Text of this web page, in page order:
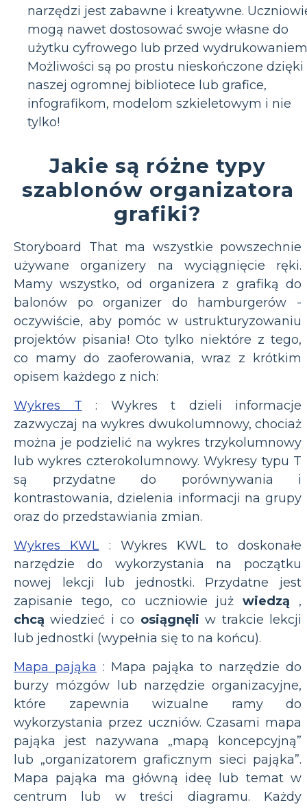
narzędzi jest zabawne i kreatywne.
mogą nawet dostosować swoje własne do
użytku cyfrowego lub przed
Możliwości są po prostu nieskończone dzięki
naszej ogromnej bibliotece lub grafice,
infografikom, modelom szkieletowym i nie
tylko!
Jakie są różne typy
szablonów organizatora
grafiki?
Storyboard That ma wszystkie powszechnie
używane organizery na wyciągnięcie ręki.
Mamy wszystko, od organizera z grafiką do
balonów po organizer do hamburgerów -
oczywiście, aby pomóc w ustrukturyzowaniu
projektów pisania! Oto tylko niektóre z tego,
co mamy do zaoferowania, wraz z krótkim
opisem każdego z nich:
Wykres T : Wykres t dzieli informacje
zazwyczaj na wykres dwukolumnowy, chociaż
można je podzielić na wykres trzykolumnowy
lub wykres czterokolumnowy. Wykresy typu T
są przydatne do porównywania i
kontrastowania, dzielenia informacji na grupy
oraz do przedstawiania zmian.
Wykres KWL: Wykres KWL to doskonałe
narzędzie do wykorzystania na początku
nowej lekcji lub jednostki. Przydatne jest
zapisanie tego, co uczniowie jużwiedzą ,
chcą wiedzieć i co osiągnęli w trakcie lekcji
lub jednostki (wypełnia się to na końcu).
Mapa pająka : Mapa pająka to narzędzie do
burzy mózgów lub narzędzie organizacyjne,
które zapewnia wizualne ramy do
wykorzystania przez uczniów. Czasami mapa
pająka jest nazywana „mapą koncepcyjną”
lub „organizatorem graficznym sieci pająka”.
Mapa pająka ma główną ideę lub temat w
centrum lub w treści diagramu. Każdy